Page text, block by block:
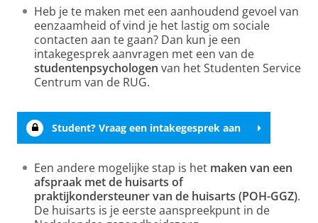
Groningen.
ACSA - African Carribean Student
Association
PPI Groningen - Perhimpunan Pelajar
Indonesia Groningen
Studeer je in Leeuwarden?
In Leeuwarden vind je ook een ruim aanbod
van gezelligheidsverenigingen,
studentensportverenigingen en religieuze
studentenverenigingen.Op deze pagina vind
je meer informatie over de studentenstad
RUG-studenten kunnen anoniem en gratis
gebruikmaken van het online platform
NewHealth. Er zijn verschillende onderwerpen
waar je uit kunt kiezen.
Student? Ga naar NewHealth
Volg je liever een (live) training of workshop op
het gebied van bijvoorbeeldassertiviteit en
sociale vaardigheden, of anders denken over
jezelf en je omgeving?Check het aanbod bij
het Studenten Service Centrum van de RUG.
De trainingen en workshops zijn (bijna) gratis
je meteen kunt toepassen.
Bekijk het aanbod van het SSC
Heb je te maken met een aanhoudend gevoel van
eenzaamheid of vind je het lastig om sociale
contacten aan te gaan? Dan kun je een
intakegesprek aanvragen met een van de
studentenpsychologen van het Studenten Service
Centrum van de RUG.
Student? Vraag een intakegesprek aan
Een andere mogelijke stap is het maken van een
afspraak met de huisarts of
praktijkondersteuner van de huisarts (POH-GGZ).
De huisarts is je eerste aanspreekpunt in de